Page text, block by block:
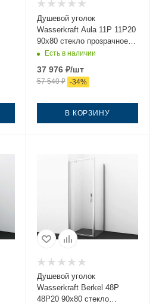
Душевой уголок
Wasserkraft Aula 11P 11P20
90х80 стекло прозрачное
профиль хром без поддона
Есть в наличии
37 976₽/шт
57 540₽ -34%
В КОРЗИНУ
Душевой уголок
Wasserkraft Berkel 48P
48P20 90х80 стекло